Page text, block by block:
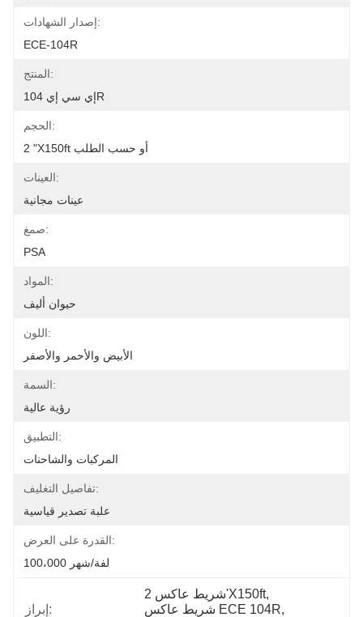
إصدار الشهادات:
ECE-104R
المنتج:
إي سي إي 104R
الحجم:
2 "X150ft أو حسب الطلب
العينات:
عينات مجانية
صمغ:
PSA
المواد:
حيوان أليف
اللون:
الأبيض والأحمر والأصفر
السمة:
رؤية عالية
التطبيق:
المركبات والشاحنات
تفاصيل التغليف:
علبة تصدير قياسية
القدرة على العرض:
100،000 لفة/شهر
إبراز:
شريط عاكس 2'X150ft,
شريط عاكس ECE 104R,